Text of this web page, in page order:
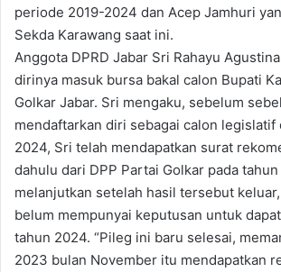
periode 2019-2024 dan Acep Jamhuri
Sekda Karawang saat ini.
Anggota DPRD Jabar Sri Rahayu
dirinya masuk bursa bakal calon Bupati
Golkar Jabar. Sri mengaku, sebelum
mendaftarkan diri sebagai calon legislatif
2024, Sri telah mendapatkan surat
dahulu dari DPP Partai Golkar pada
melanjutkan setelah hasil tersebut
belum mempunyai keputusan untuk
tahun 2024. “Pileg ini baru selesai,
2023 bulan November itu mendapatkan